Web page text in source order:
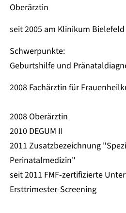
Oberärztin
seit 2005 am Klinikum Bielefeld
Schwerpunkte:
Geburtshilfe und
2008 Fachärztin für
2008 Oberärztin
2010 DEGUM II
2011 Zusatzbezeichnung
Perinatalmedizin"
seit 2011 FMF-zertifizierte
Ersttrimester-Screening